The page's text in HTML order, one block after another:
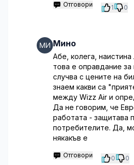
Отговори 1 0
Мино
Абе, колега,
това е оправдание за
случва с цените на
знаем какви са
между Wizz Air и
Да не говорим, че
работата - защитава
потребителите. Да,
някакъв е
Отговори 0 0